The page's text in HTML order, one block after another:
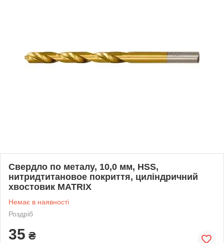
Свердло по металу, 10,0 мм, HSS,
нитридтитановое покриття, циліндричний
хвостовик MATRIX
Немає в наявності
Роздріб
35 ₴